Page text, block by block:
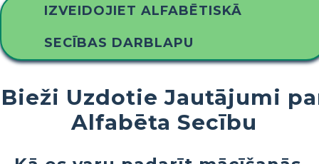
IZVEIDOJIET ALFABĒTISKĀ
SECĪBAS DARBLAPU
Bieži Uzdotie Jautājumi
Alfabēta Secību